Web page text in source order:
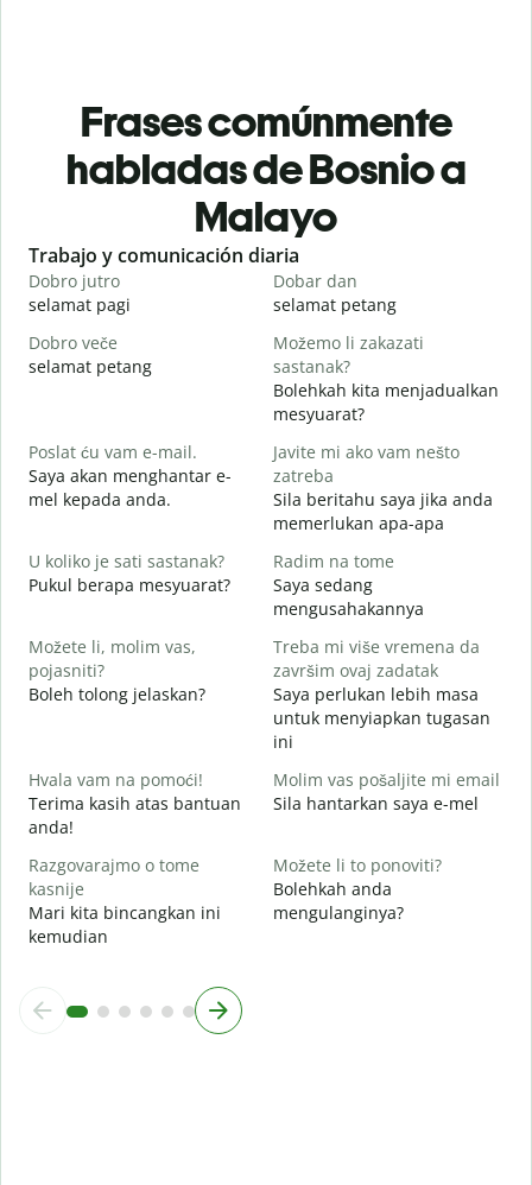
Frases comúnmente
habladas de Bosnio a
Malayo
Slide 1 of 6
Trabajo y comunicación diaria
Dobro jutro
selamat pagi
Dobar dan
selamat petang
Dobro veče
selamat petang
Možemo li zakazati
sastanak?
Bolehkah kita menjadualkan
mesyuarat?
Poslat ću vam e-mail.
Saya akan menghantar e-
mel kepada anda.
Javite mi ako vam nešto
zatreba
Sila beritahu saya jika anda
memerlukan apa-apa
U koliko je sati sastanak?
Pukul berapa mesyuarat?
Radim na tome
Saya sedang
mengusahakannya
Možete li, molim vas,
pojasniti?
Boleh tolong jelaskan?
Treba mi više vremena da
završim ovaj zadatak
Saya perlukan lebih masa
untuk menyiapkan tugasan
ini
Hvala vam na pomoći!
Terima kasih atas bantuan
anda!
Molim vas pošaljite mi email
Sila hantarkan saya e-mel
Razgovarajmo o tome
kasnije
Mari kita bincangkan ini
kemudian
Možete li to ponoviti?
Bolehkah anda
mengulanginya?